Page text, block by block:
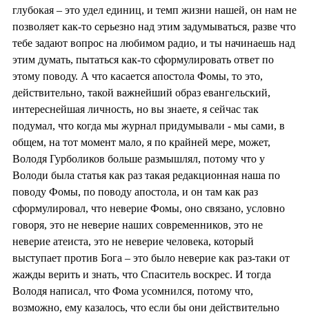
глубокая – это удел единиц, и темп жизни нашей, он нам не
позволяет как-то серьезно над этим задумываться, разве что
тебе задают вопрос на любимом радио, и ты начинаешь над
этим думать, пытаться как-то сформулировать ответ по
этому поводу. А что касается апостола Фомы, то это,
действительно, такой важнейший образ евангельский,
интереснейшая личность, но вы знаете, я сейчас так
подумал, что когда мы журнал придумывали - мы сами, в
общем, на тот момент мало, я по крайней мере, может,
Володя Гурболиков больше размышлял, потому что у
Володи была статья как раз такая редакционная наша по
поводу Фомы, по поводу апостола, и он там как раз
сформулировал, что неверие Фомы, оно связано, условно
говоря, это не неверие наших современников, это не
неверие атеиста, это не неверие человека, который
выступает против Бога – это было неверие как раз-таки от
жажды верить и знать, что Спаситель воскрес. И тогда
Володя написал, что Фома усомнился, потому что,
возможно, ему казалось, что если бы они действительно